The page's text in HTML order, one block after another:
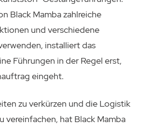
Black Mamba zahlreiche
und verschiedene
installiert das
Führungen in der Regel erst,
eingeht.
zu verkürzen und die Logistik
vereinfachen, hat Black Mamba